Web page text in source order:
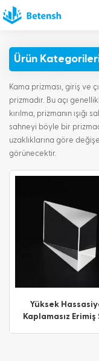
Ürün
Kama prizması, giriş ve
prizmadır. Bu açı
kırılma, prizmanın ışığı
sahneyi böyle bir
uzaklıklarına göre
görünecektir.
Yüksek
Kaplamasız Erimiş